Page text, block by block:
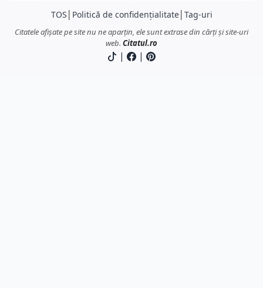
TOS Politică de confidențialitate│ Tag-uri
Citatele afișate pe site nu ne aparțin, ele sunt extrase din cărți și site-uri
web. Citatul.ro
| |